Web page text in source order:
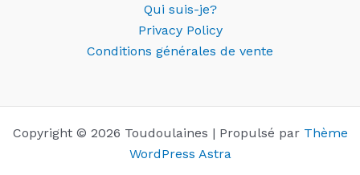
Qui suis-je?
Privacy Policy
Conditions générales de vente
Copyright © 2026 Toudoulaines | Propulsé par Thème
WordPress Astra